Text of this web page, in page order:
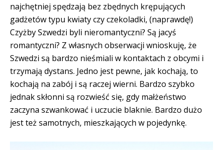
najchętniej spędzają bez zbędnych krępujących
gadżetów typu kwiaty czy czekoladki, (naprawdę!)
Czyżby Szwedzi byli nieromantyczni? Są jacyś
romantyczni? Z własnych obserwacji wnioskuję, że
Szwedzi są bardzo nieśmiali w kontaktach z obcymi i
trzymają dystans. Jedno jest pewne, jak kochają, to
kochają na zabój i są raczej wierni. Bardzo szybko
jednak skłonni są rozwieść się, gdy małżeństwo
zaczyna szwankować i uczucie blaknie. Bardzo dużo
jest też samotnych, mieszkających w pojedynkę.